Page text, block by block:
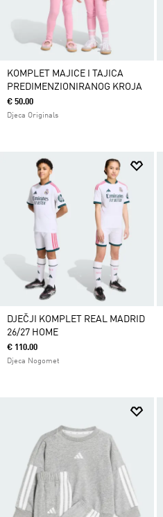
KOMPLET MAJICE I TAJICA
PREDIMENZIONIRANOG KROJA
€ 50.00
Djeca Originals
DJEČJI KOMPLET REAL MADRID
26/27 HOME
€ 110.00
Djeca Nogomet